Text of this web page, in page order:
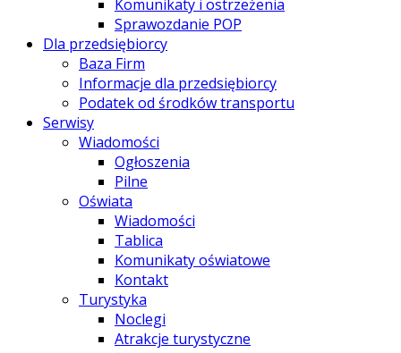
Komunikaty i ostrzeżenia
Sprawozdanie POP
Dla przedsiębiorcy
Baza Firm
Informacje dla przedsiębiorcy
Podatek od środków transportu
Serwisy
Wiadomości
Ogłoszenia
Pilne
Oświata
Wiadomości
Tablica
Komunikaty oświatowe
Kontakt
Turystyka
Noclegi
Atrakcje turystyczne